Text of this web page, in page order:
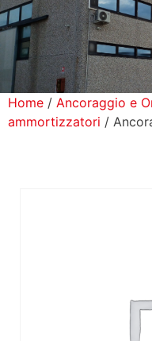
Prodotti
Home / Ancoraggio e
ammortizzatori /